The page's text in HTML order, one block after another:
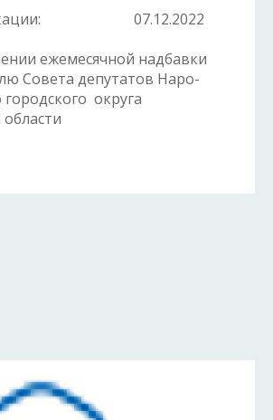
07.12.2022
ежемесячной надбавки
Совета депутатов Наро-
округа